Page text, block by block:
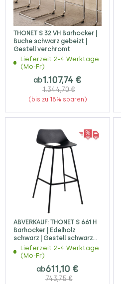
THONET S 32 VH Barhocker |
Buche schwarz gebeizt |
Gestell verchromt
Lieferzeit 2-4 Werktage
(Mo-Fr)
ab1.107,74 €
1.344,70 €
(bis zu 18% sparen)
ABVERKAUF: THONET S 661 H
Barhocker | Edelholz
schwarz | Gestell schwarz
matt
Lieferzeit 2-4 Werktage
(Mo-Fr)
ab611,10 €
743,75 €